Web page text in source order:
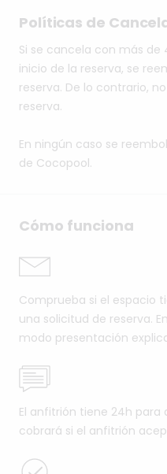
Políticas de
Si se cancela con más
inicio de la reserva, se
reserva. De lo contrario,
reserva.
En ningún caso se
de Cocopool.
Cómo funciona
Comprueba si el espacio
una solicitud de reserva.
modo presentación
El anfitrión tiene 24h
cobrará si el anfitrión